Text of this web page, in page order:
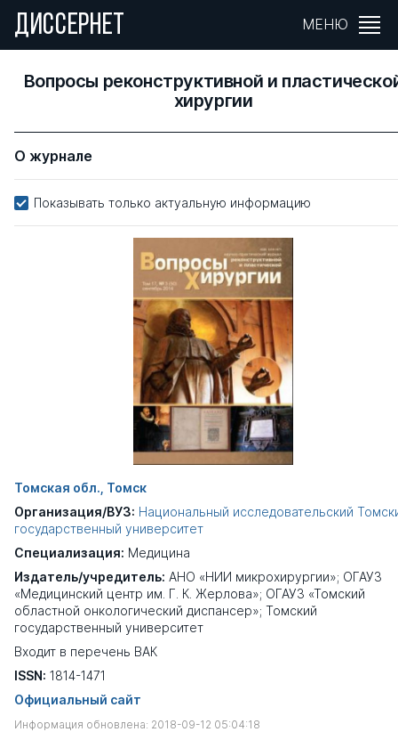
ДИССЕРНЕТ МЕНЮ
Вопросы реконструктивной и
хирургии
О журнале
Показывать только актуальную информацию
Томская обл., Томск
Организация/ВУЗ: Национальный исследовательский
государственный университет
Специализация: Медицина
Издатель/учредитель: АНО «НИИ микрохирургии»; ОГАУЗ
«Медицинский центр им. Г. К. Жерлова»; ОГАУЗ «Томский
областной онкологический диспансер»; Томский
государственный университет
Входит в перечень ВАК
ISSN: 1814-1471
Официальный сайт
Информация обновлена: 2018-09-12 05:04:18